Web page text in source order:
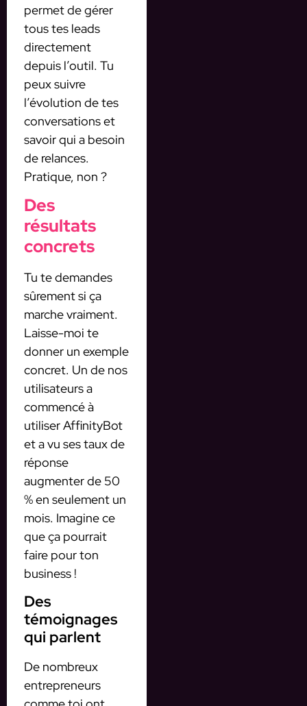
permet de gérer
tous tes leads
directement
depuis l’outil. Tu
peux suivre
l’évolution de tes
conversations et
savoir qui a besoin
de relances.
Pratique, non ?
Des
résultats
concrets
Tu te demandes
sûrement si ça
marche vraiment.
Laisse-moi te
donner un exemple
concret. Un de nos
utilisateurs a
commencé à
utiliser AffinityBot
et a vu ses taux de
réponse
augmenter de 50
% en seulement un
mois. Imagine ce
que ça pourrait
faire pour ton
business !
Des
témoignages
qui parlent
De nombreux
entrepreneurs